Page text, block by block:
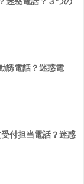
誘電話？迷惑電
付担当電話？迷惑